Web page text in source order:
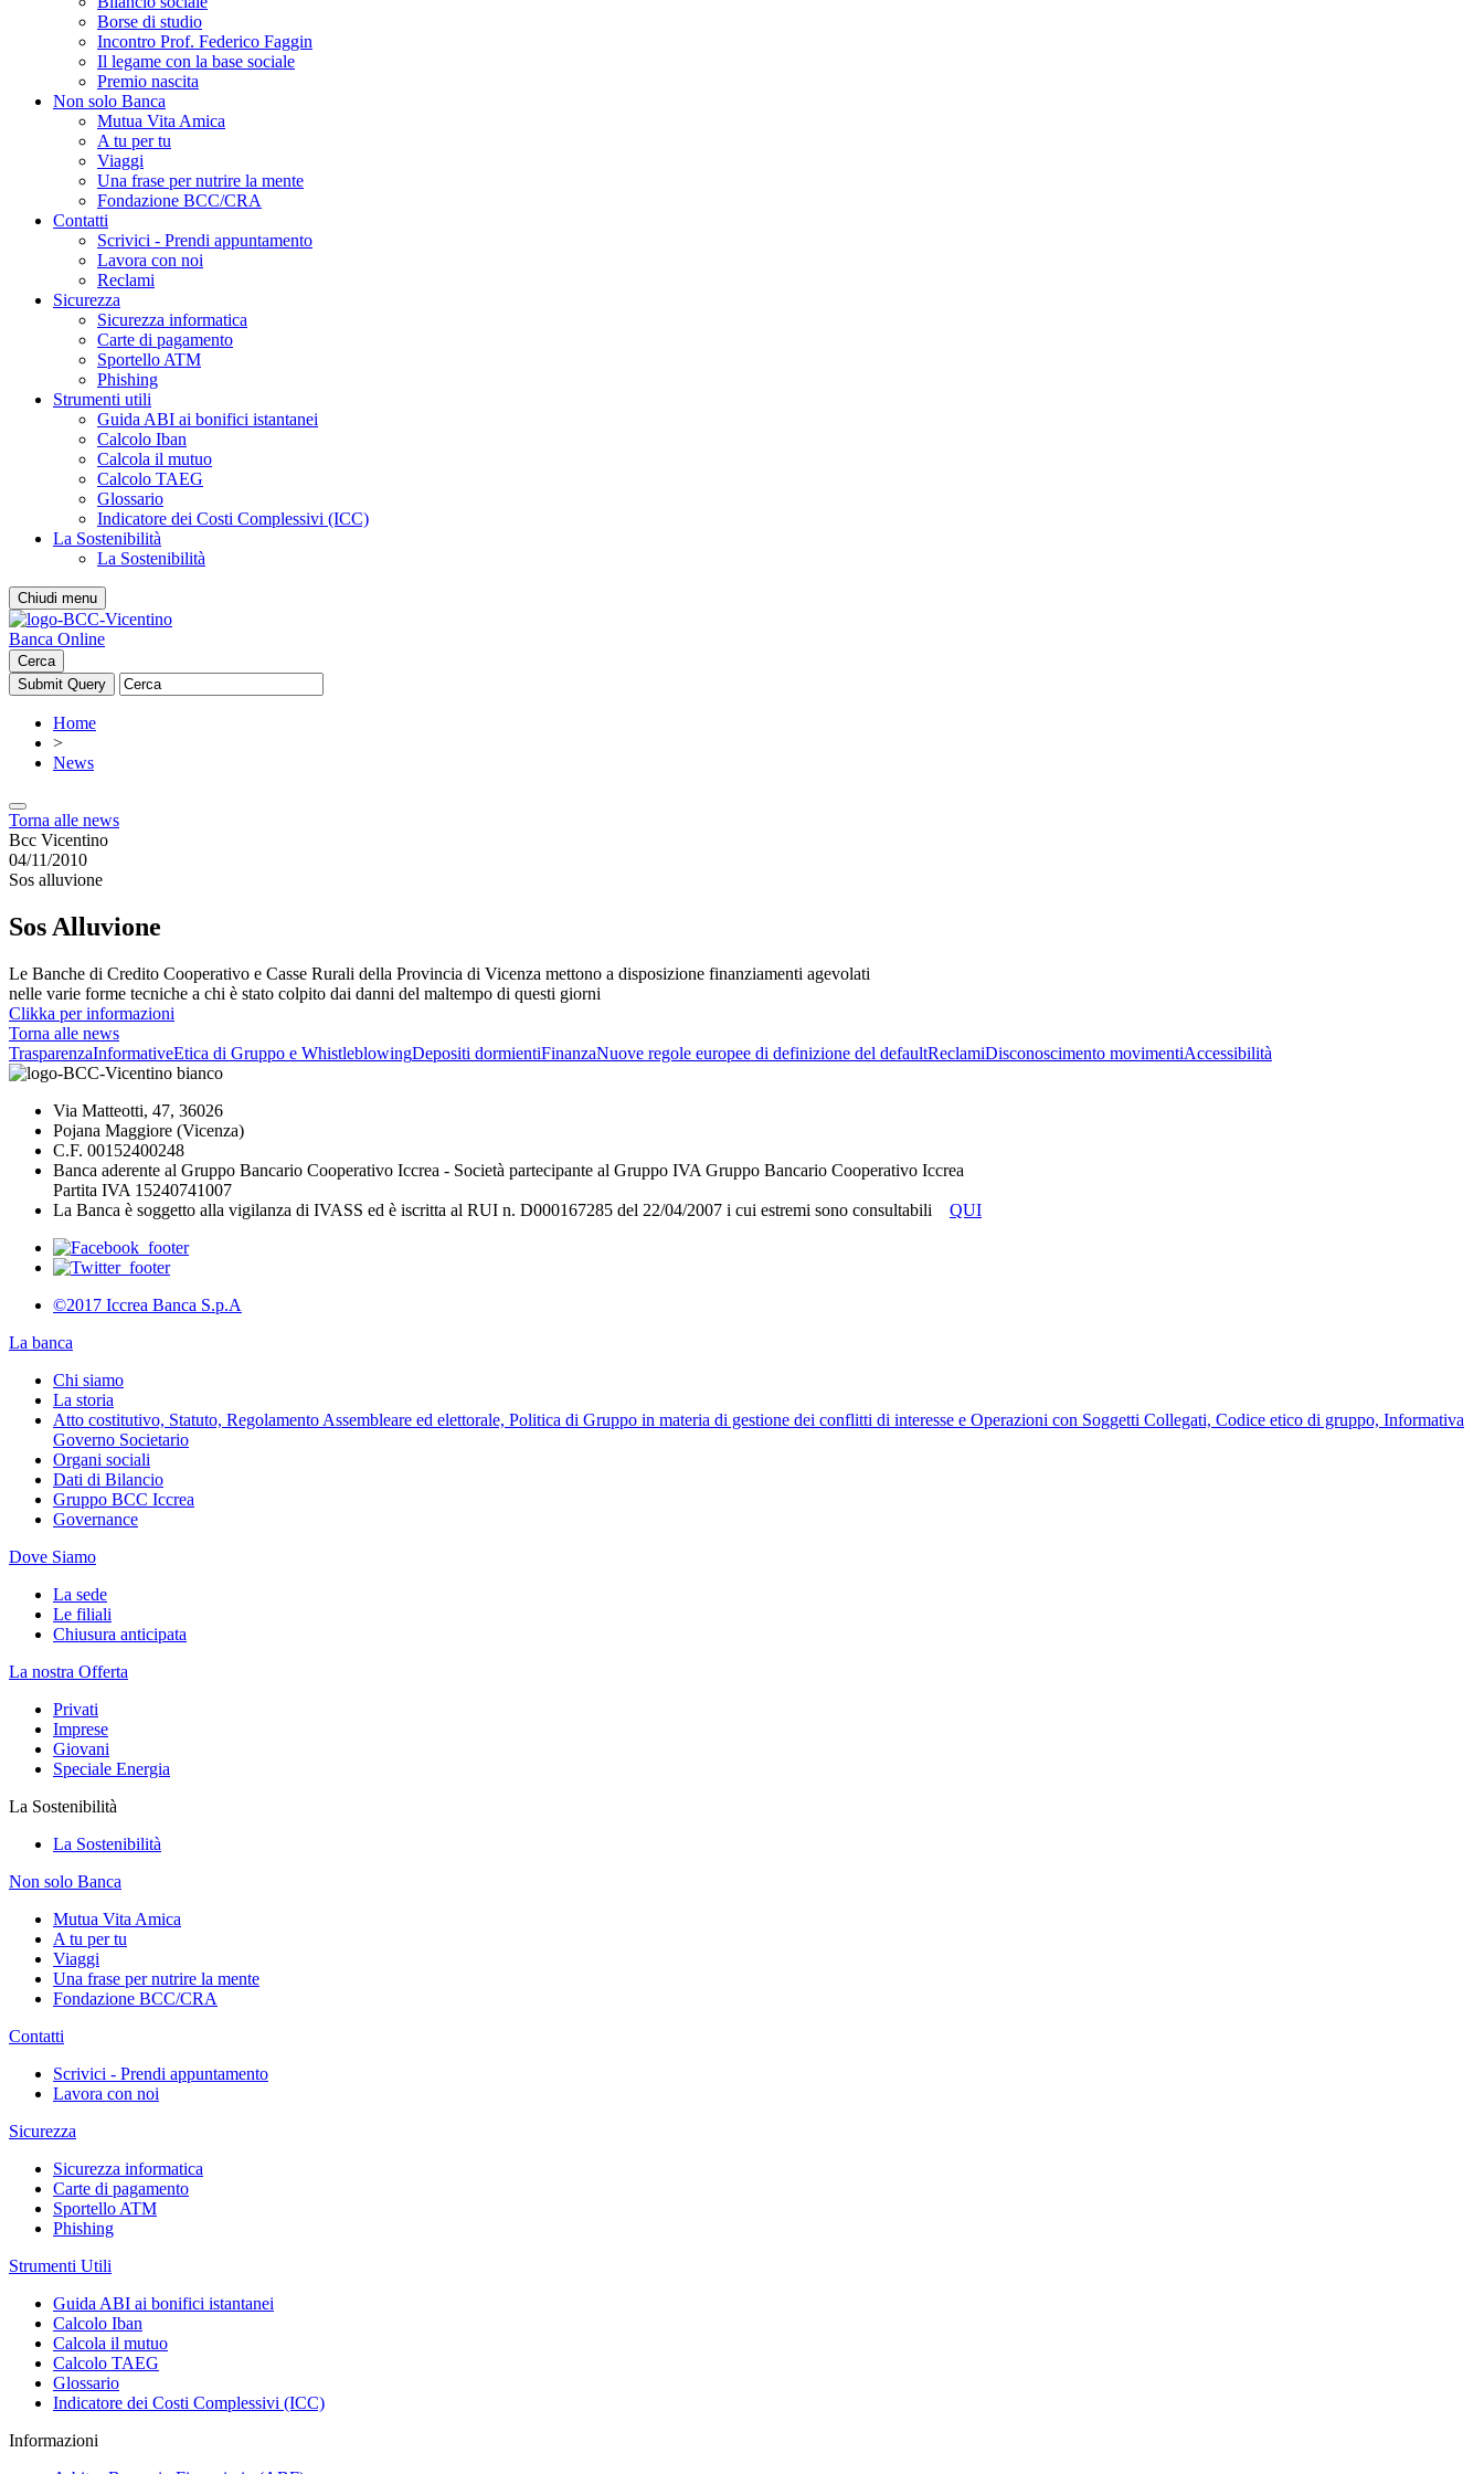
Borse di studio
Incontro Prof. Federico Faggin
Il legame con la base sociale
Premio nascita
Non solo Banca
Mutua Vita Amica
A tu per tu
Viaggi
Una frase per nutrire la mente
Fondazione BCC/CRA
Contatti
Scrivici - Prendi appuntamento
Lavora con noi
Reclami
Sicurezza
Sicurezza informatica
Carte di pagamento
Sportello ATM
Phishing
Strumenti utili
Guida ABI ai bonifici istantanei
Calcolo Iban
Calcola il mutuo
Calcolo TAEG
Glossario
Indicatore dei Costi Complessivi (ICC)
La Sostenibilità
La Sostenibilità
Chiudi menu
Banca Online
Cerca
Home
>
News
Torna alle news
Bcc Vicentino
04/11/2010
Sos alluvione
Sos Alluvione
Le Banche di Credito Cooperativo e Casse Rurali della Provincia di Vicenza mettono a disposizione finanziamenti agevolati
nelle varie forme tecniche a chi è stato colpito dai danni del maltempo di questi giorni
Clikka per informazioni
Torna alle news
TrasparenzaInformativeEtica di Gruppo e WhistleblowingDepositi dormientiFinanzaNuove regole europee di definizione del defaultReclamiDisconoscimento movimentiAccessibilità
Via Matteotti, 47, 36026
Pojana Maggiore (Vicenza)
C.F. 00152400248
Banca aderente al Gruppo Bancario Cooperativo Iccrea - Società partecipante al Gruppo IVA Gruppo Bancario Cooperativo Iccrea
Partita IVA 15240741007
La Banca è soggetto alla vigilanza di IVASS ed è iscritta al RUI n. D000167285 del 22/04/2007 i cui estremi sono consultabili QUI
©2017 Iccrea Banca S.p.A
La banca
Chi siamo
La storia
Atto costitutivo, Statuto, Regolamento Assembleare ed elettorale, Politica di Gruppo in materia di gestione dei conflitti di interesse e Operazioni con Soggetti Collegati, Codice etico di gruppo, Informativa
Governo Societario
Organi sociali
Dati di Bilancio
Gruppo BCC Iccrea
Governance
Dove Siamo
La sede
Le filiali
Chiusura anticipata
La nostra Offerta
Privati
Imprese
Giovani
Speciale Energia
La Sostenibilità
La Sostenibilità
Non solo Banca
Mutua Vita Amica
A tu per tu
Viaggi
Una frase per nutrire la mente
Fondazione BCC/CRA
Contatti
Scrivici - Prendi appuntamento
Lavora con noi
Sicurezza
Sicurezza informatica
Carte di pagamento
Sportello ATM
Phishing
Strumenti Utili
Guida ABI ai bonifici istantanei
Calcolo Iban
Calcola il mutuo
Calcolo TAEG
Glossario
Indicatore dei Costi Complessivi (ICC)
Informazioni